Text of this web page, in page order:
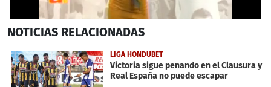
seconds
42
seconds
NOTICIAS RELACIONADAS
LIGA HONDUBET
Victoria sigue penando en el Clausura y
Real España no puede escapar